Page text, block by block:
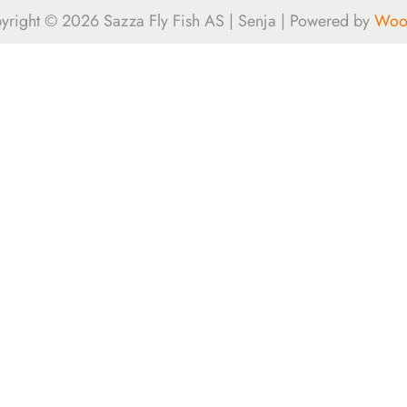
© 2026 Sazza Fly Fish AS | Senja | Powered by